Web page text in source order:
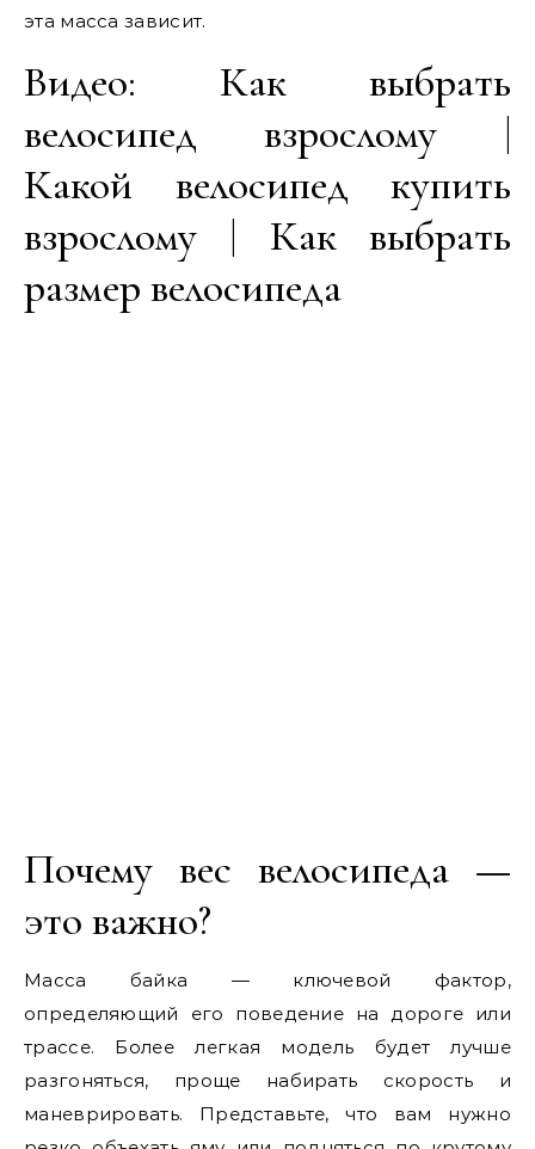
эта масса зависит.
Видео: Как выбрать
велосипед взрослому |
Какой велосипед купить
взрослому | Как выбрать
размер велосипеда
Почему вес велосипеда —
это важно?
Масса байка — ключевой фактор,
определяющий его поведение на дороге или
трассе. Более легкая модель будет лучше
разгоняться, проще набирать скорость и
маневрировать. Представьте, что вам нужно